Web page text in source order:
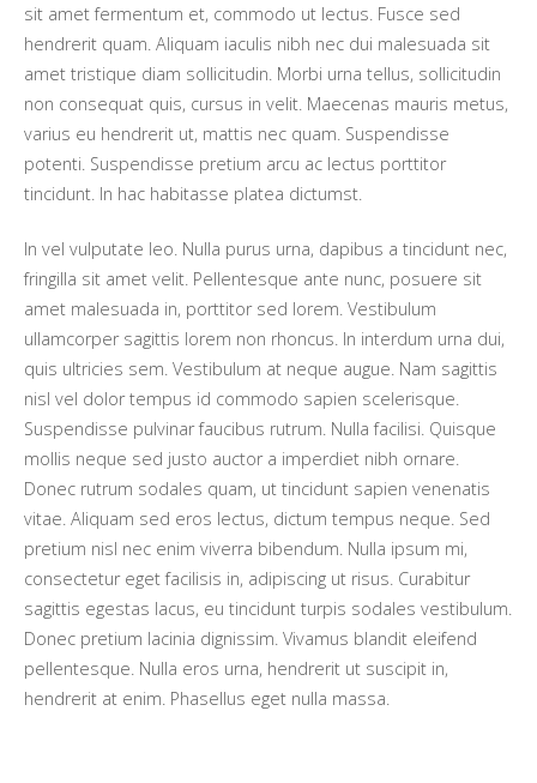
sit amet fermentum et, commodo ut lectus. Fusce sed
hendrerit quam. Aliquam iaculis nibh nec dui malesuada sit
amet tristique diam sollicitudin. Morbi urna tellus, sollicitudin
non consequat quis, cursus in velit. Maecenas mauris metus,
varius eu hendrerit ut, mattis nec quam. Suspendisse
potenti. Suspendisse pretium arcu ac lectus porttitor
tincidunt. In hac habitasse platea dictumst.
In vel vulputate leo. Nulla purus urna, dapibus a tincidunt nec,
fringilla sit amet velit. Pellentesque ante nunc, posuere sit
amet malesuada in, porttitor sed lorem. Vestibulum
ullamcorper sagittis lorem non rhoncus. In interdum urna dui,
quis ultricies sem. Vestibulum at neque augue. Nam sagittis
nisl vel dolor tempus id commodo sapien scelerisque.
Suspendisse pulvinar faucibus rutrum. Nulla facilisi. Quisque
mollis neque sed justo auctor a imperdiet nibh ornare.
Donec rutrum sodales quam, ut tincidunt sapien venenatis
vitae. Aliquam sed eros lectus, dictum tempus neque. Sed
pretium nisl nec enim viverra bibendum. Nulla ipsum mi,
consectetur eget facilisis in, adipiscing ut risus. Curabitur
sagittis egestas lacus, eu tincidunt turpis sodales vestibulum.
Donec pretium lacinia dignissim. Vivamus blandit eleifend
pellentesque. Nulla eros urna, hendrerit ut suscipit in,
hendrerit at enim. Phasellus eget nulla massa.